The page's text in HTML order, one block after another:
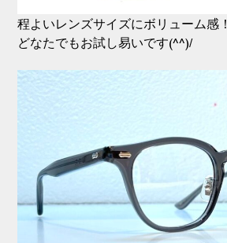
程よいレンズサイズにボリューム感！
どなたでもお試し易いです(^^)/